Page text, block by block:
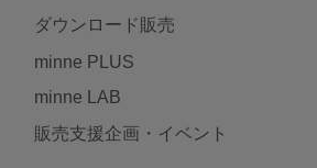
ダウンロード販売
minne PLUS
minne LAB
販売支援企画・イベント